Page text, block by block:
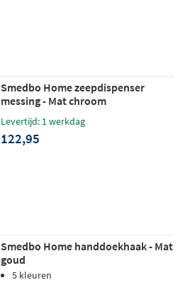
Smedbo Home zeepdispenser
messing - Mat chroom
Levertijd: 1 werkdag
122,95
Smedbo Home handdoekhaak - Mat
goud
5 kleuren